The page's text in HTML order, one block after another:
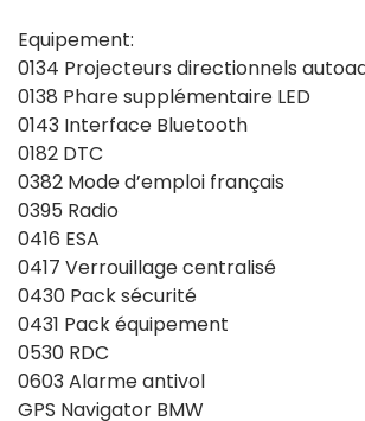
Equipement:
0134 Projecteurs directionnels
0138 Phare supplémentaire LED
0143 Interface Bluetooth
0182 DTC
0382 Mode d’emploi français
0395 Radio
0416 ESA
0417 Verrouillage centralisé
0430 Pack sécurité
0431 Pack équipement
0530 RDC
0603 Alarme antivol
GPS Navigator BMW